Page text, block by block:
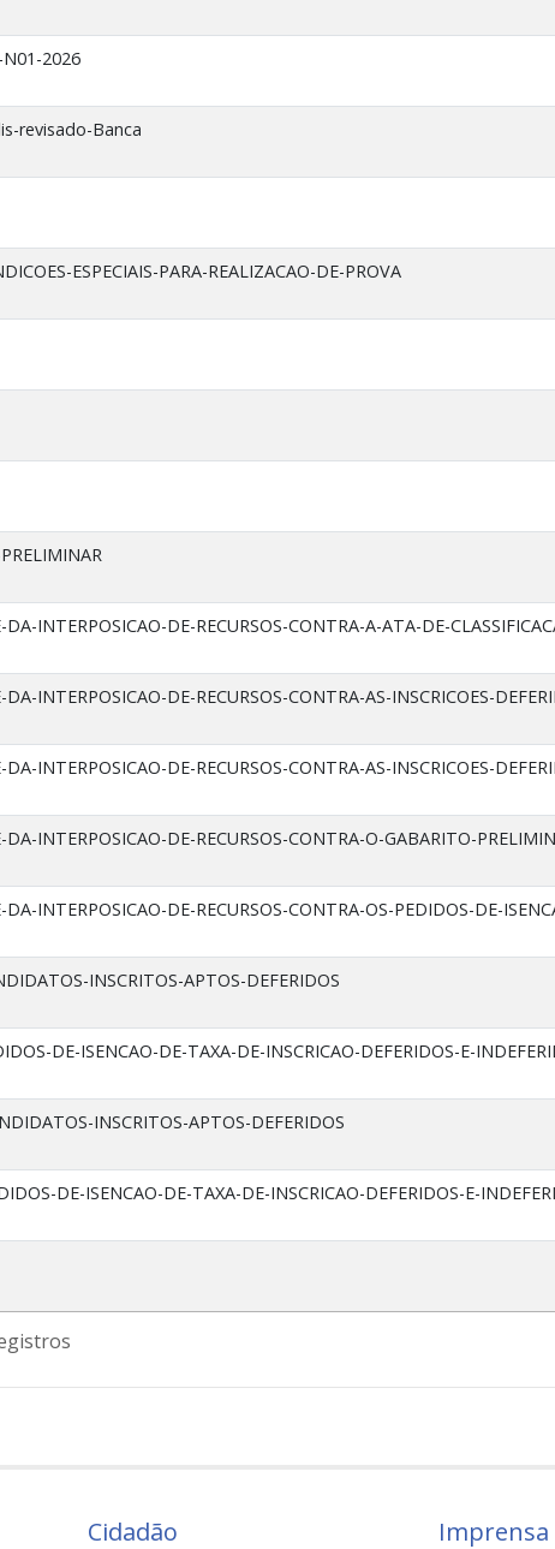
N01-2026
revisado-Banca
ESPECIAIS-PARA-REALIZACAO-DE-PROVA
DA-INTERPOSICAO-DE-RECURSOS-CONTRA-A-ATA-DE-
DA-INTERPOSICAO-DE-RECURSOS-CONTRA-AS-INSCRICOES-
DA-INTERPOSICAO-DE-RECURSOS-CONTRA-AS-INSCRICOES-
DA-INTERPOSICAO-DE-RECURSOS-CONTRA-O-GABARITO-
DA-INTERPOSICAO-DE-RECURSOS-CONTRA-OS-PEDIDOS-DE-
INSCRITOS-APTOS-DEFERIDOS
DE-ISENCAO-DE-TAXA-DE-INSCRICAO-DEFERIDOS-E-
INSCRITOS-APTOS-DEFERIDOS
DE-ISENCAO-DE-TAXA-DE-INSCRICAO-DEFERIDOS-E-
Cidadão Imprensa